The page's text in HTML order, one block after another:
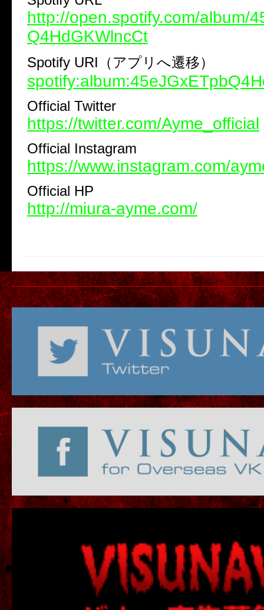
http://open.spotify.com/album/
Q4HdGKWlncCt
Spotify URI（アプリへ遷移）
Official Twitter
https://twitter.com/Ayme_official
Official Instagram
https://www.instagram.com/
Official HP
http://miura-ayme.com/